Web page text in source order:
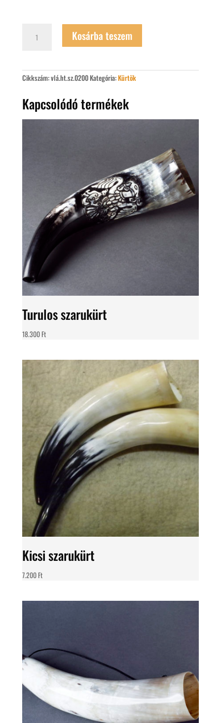
szarukürt
Kosárba teszem
Cikkszám:vlá.ht.sz.0200 Kategória:Kürtök
Kapcsolódó termékek
Turulos szarukürt
18.300Ft
Kicsi szarukürt
7.200Ft